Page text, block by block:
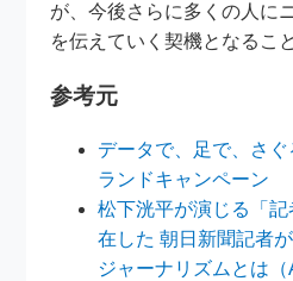
が、今後さらに多くの人に
を伝えていく契機となるこ
参考元
データで、足で、さ
ランドキャンペーン
松下洸平が演じる「
在した 朝日新聞記者
ジャーナリズムとは（